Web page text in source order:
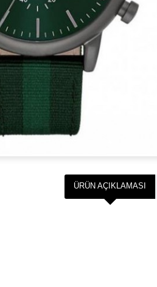
ÜRÜN AÇIKLAMASI